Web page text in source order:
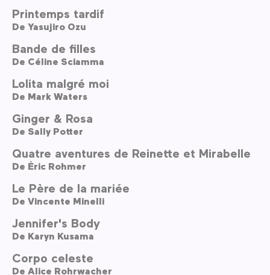
Printemps tardif
De Yasujiro Ozu
Bande de filles
De Céline Sciamma
Lolita malgré moi
De Mark Waters
Ginger & Rosa
De Sally Potter
Quatre aventures de Reinette et Mirabelle
De Éric Rohmer
Le Père de la mariée
De Vincente Minelli
Jennifer's Body
De Karyn Kusama
Corpo celeste
De Alice Rohrwacher